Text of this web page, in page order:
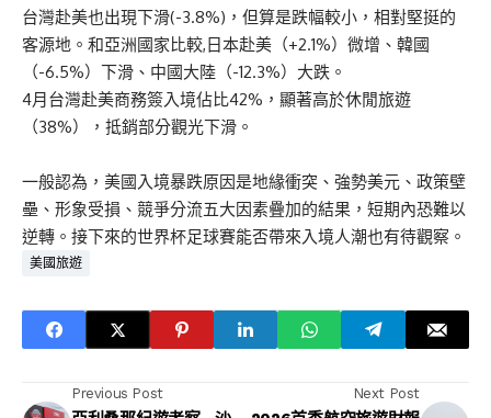
台灣赴美也出現下滑(-3.8%)，但算是跌幅較小，相對堅挺的
客源地。和亞洲國家比較,日本赴美（+2.1%）微增、韓國
（-6.5%）下滑、中國大陸（-12.3%）大跌。
4月台灣赴美商務簽入境佔比42%，顯著高於休閒旅遊
（38%），抵銷部分觀光下滑。
一般認為，美國入境暴跌原因是地緣衝突、強勢美元、政策壁
壘、形象受損、競爭分流五大因素疊加的結果，短期內恐難以
逆轉。接下來的世界杯足球賽能否帶來入境人潮也有待觀察。
美國旅遊
Previous Post Next Post